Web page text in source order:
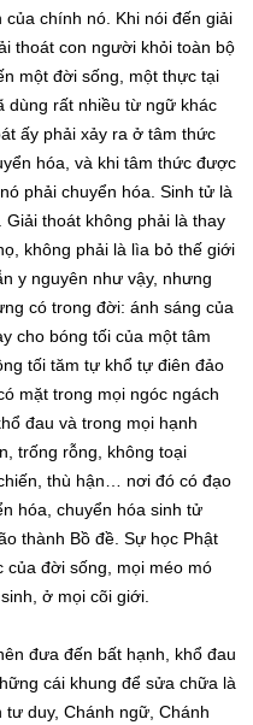
chính nó. Khi nói đến giải
thoát con người khỏi toàn bộ
một đời sống, một thực tại
dùng rất nhiều từ ngữ khác
ấy phải xảy ra ở tâm thức
hóa, và khi tâm thức được
phải chuyển hóa. Sinh tử là
thoát không phải là thay
không phải là lìa bỏ thế giới
y nguyên như vậy, nhưng
có trong đời: ánh sáng của
cho bóng tối của một tâm
tối tăm tự khổ tự điên đảo
mặt trong mọi ngóc ngách
đau và trong mọi hạnh
trống rỗng, không toại
thù hận… nơi đó có đạo
hóa, chuyển hóa sinh tử
thành Bồ đề. Sự học Phật
của đời sống, mọi méo mó
ở mọi cõi giới.
đưa đến bất hạnh, khổ đau
cái khung để sửa chữa là
duy, Chánh ngữ, Chánh